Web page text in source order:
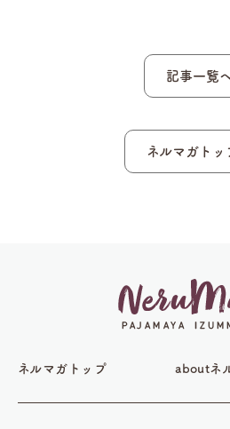
記事一覧
ネルマガトッ
ネルマガトップ aboutネ